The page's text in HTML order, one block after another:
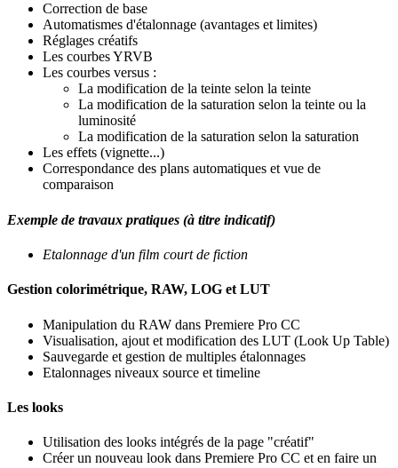
Correction de base
Automatismes d'étalonnage (avantages et limites)
Réglages créatifs
Les courbes YRVB
Les courbes versus :
La modification de la teinte selon la teinte
La modification de la saturation selon la teinte ou la
luminosité
La modification de la saturation selon la saturation
Les effets (vignette...)
Correspondance des plans automatiques et vue de
comparaison
Exemple de travaux pratiques (à titre indicatif)
Etalonnage d'un film court de fiction
Gestion colorimétrique, RAW, LOG et LUT
Manipulation du RAW dans Premiere Pro CC
Visualisation, ajout et modification des LUT (Look Up Table)
Sauvegarde et gestion de multiples étalonnages
Etalonnages niveaux source et timeline
Les looks
Utilisation des looks intégrés de la page "créatif"
Créer un nouveau look dans Premiere Pro CC et en faire un